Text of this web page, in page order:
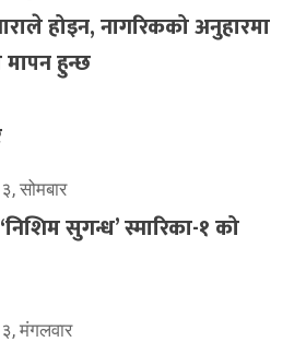
होइन, नागरिकको अनुहारमा
हुन्छ
सोमबार
सुगन्ध’ स्मारिका-१ को
मंगलवार